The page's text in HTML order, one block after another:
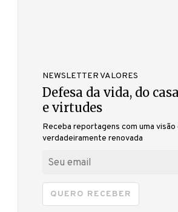
NEWSLETTER VALORES
Defesa da vida, do
e virtudes
Receba reportagens com uma visão
verdadeiramente renovada
QUERO RECEBER